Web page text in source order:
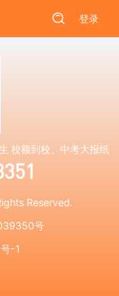
登录
校额到校、中考大报纸
Reserved.
号
-1